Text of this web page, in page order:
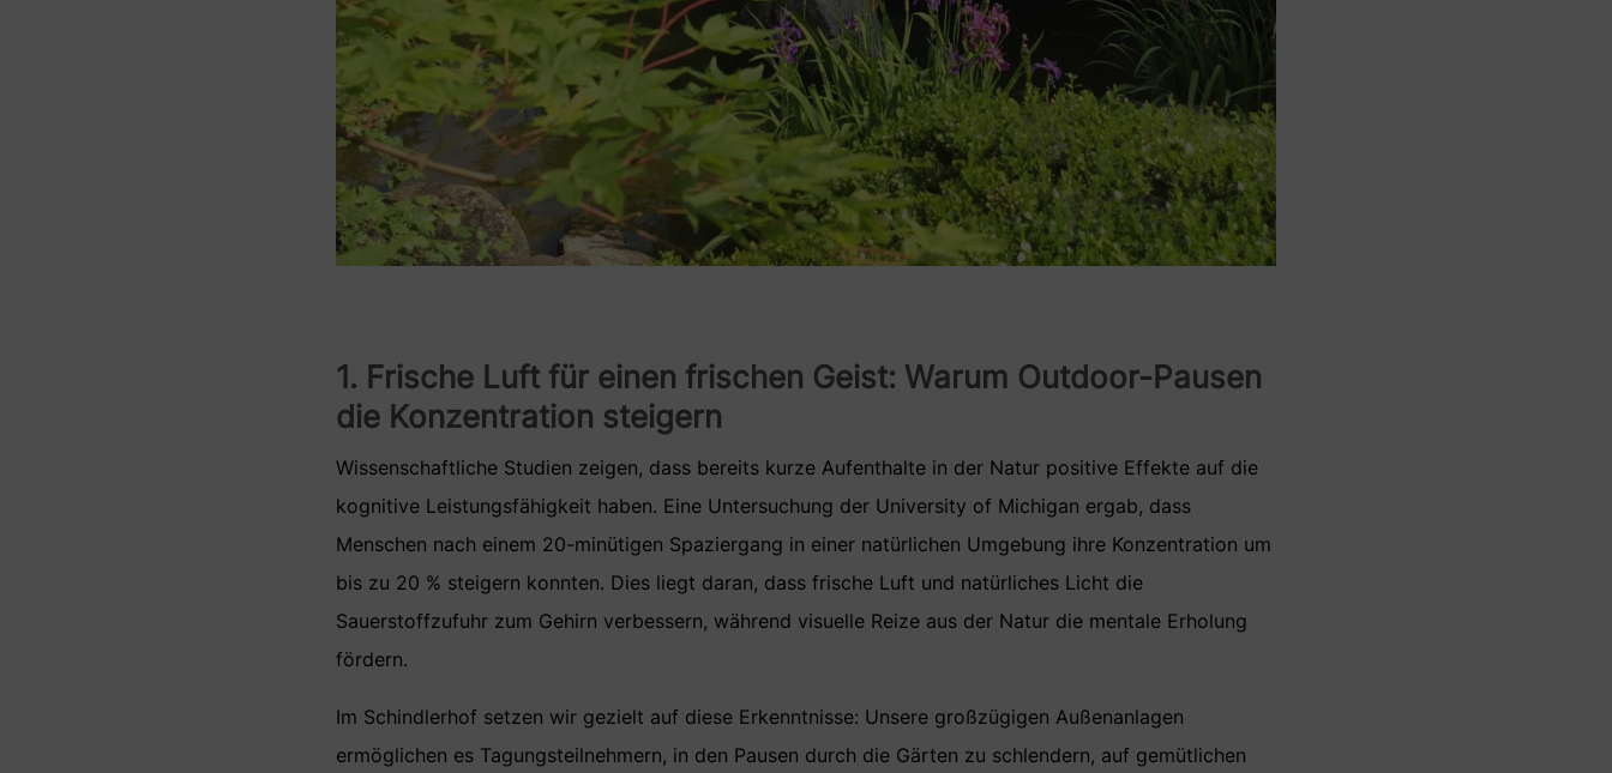
1. Frische Luft für einen frischen Geist: Warum Outdoor-Pausen
die Konzentration steigern
Wissenschaftliche Studien zeigen, dass bereits kurze Aufenthalte in der Natur positive Effekte auf die
kognitive Leistungsfähigkeit haben. Eine Untersuchung der University of Michigan ergab, dass
Menschen nach einem 20-minütigen Spaziergang in einer natürlichen Umgebung ihre Konzentration um
bis zu 20 % steigern konnten. Dies liegt daran, dass frische Luft und natürliches Licht die
Sauerstoffzufuhr zum Gehirn verbessern, während visuelle Reize aus der Natur die mentale Erholung
fördern.
Im Schindlerhof setzen wir gezielt auf diese Erkenntnisse: Unsere großzügigen Außenanlagen
ermöglichen es Tagungsteilnehmern, in den Pausen durch die Gärten zu schlendern, auf gemütlichen